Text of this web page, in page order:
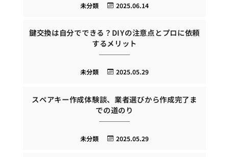
2025.06.14
未分類
鍵交換は自分でできる？DIYの注意点とプロに依頼
するメリット
2025.05.29
未分類
スペアキー作成体験談、業者選びから作成完了ま
での道のり
2025.05.29
未分類